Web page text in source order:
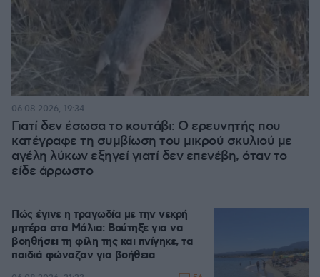
Γιατί δεν έσωσα το κουτάβι: Ο ερευνητής που
κατέγραφε τη συμβίωση του μικρού σκυλιού με
αγέλη λύκων εξηγεί γιατί δεν επενέβη, όταν το
είδε άρρωστο
06.08.2026, 19:34
Πώς έγινε η τραγωδία με την νεκρή
μητέρα στα Μάλια: Βούτηξε για να
βοηθήσει τη φίλη της και πνίγηκε, τα
παιδιά φώναζαν για βοήθεια